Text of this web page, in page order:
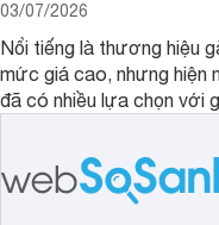
03/07/2026
Nổi tiếng là thương hiệu
mức giá cao, nhưng hiện
đã có nhiều lựa chọn với
cận sản phẩm chính hãng.